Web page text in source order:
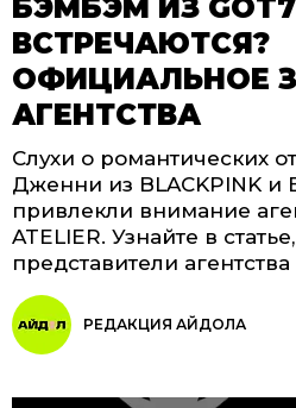
БЭМБЭМ ИЗ GOT7
ВСТРЕЧАЮТСЯ?
ОФИЦИАЛЬНОЕ
АГЕНТСТВА
Слухи о романтических
Дженни из BLACKPINK и
привлекли внимание
ATELIER. Узнайте в
представители
РЕДАКЦИЯ АЙДОЛА